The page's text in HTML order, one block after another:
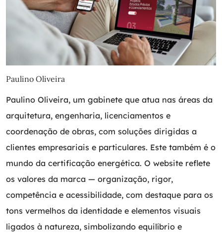
Paulino Oliveira
Paulino Oliveira, um gabinete que atua nas áreas da
arquitetura, engenharia, licenciamentos e
coordenação de obras, com soluções dirigidas a
clientes empresariais e particulares. Este também é o
mundo da certificação energética. O website reflete
os valores da marca — organização, rigor,
competência e acessibilidade, com destaque para os
tons vermelhos da identidade e elementos visuais
ligados à natureza, simbolizando equilíbrio e